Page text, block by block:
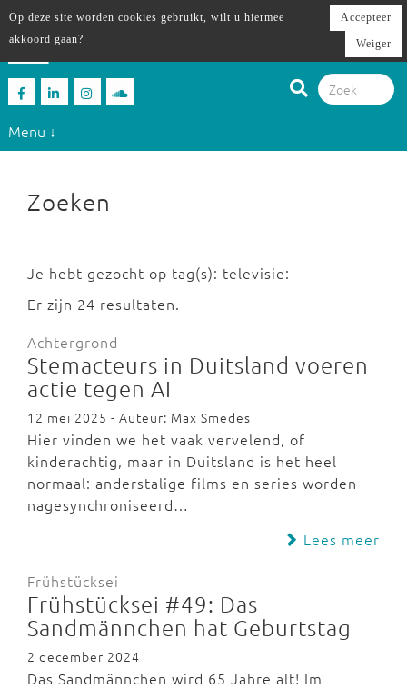
Menu ↓
Zoeken
Je hebt gezocht op tag(s): televisie:
Er zijn 24 resultaten.
Achtergrond
Stemacteurs in Duitsland voeren
actie tegen AI
12 mei 2025 - Auteur: Max Smedes
Hier vinden we het vaak vervelend, of
kinderachtig, maar in Duitsland is het heel
normaal: anderstalige films en series worden
nagesynchroniseerd…
Lees meer
Frühstücksei
Frühstücksei #49: Das
Sandmännchen hat Geburtstag
2 december 2024
Das Sandmännchen wird 65 Jahre alt! Im
Op deze site worden cookies gebruikt, wilt u hiermee
akkoord gaan?
Accepteer
Weiger